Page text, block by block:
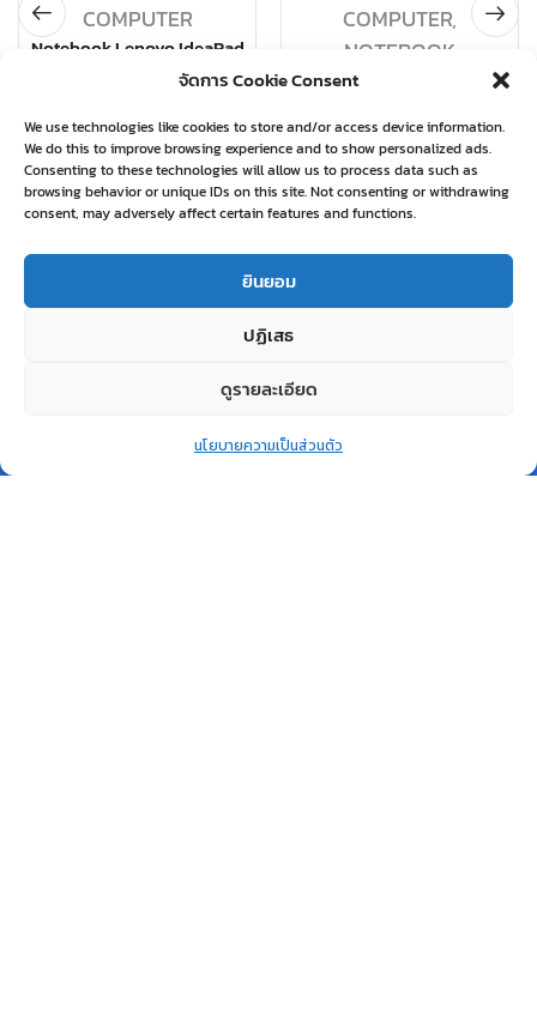
จัดการ Cookie Consent
We use technologies like cookies to store and/or access device information.
We do this to improve browsing experience and to show personalized ads.
Consenting to these technologies will allow us to process data such as
browsing behavior or unique IDs on this site. Not consenting or withdrawing
consent, may adversely affect certain features and functions.
ยินยอม
ปฏิเสธ
ดูรายละเอียด
นโยบายความเป็นส่วนตัว
COMPUTER
Notebook Lenovo IdeaPad
3 15ITL05 81X800L3TA
฿21,600.00
อ่านเพิ่ม
COMPUTER,
NOTEBOOK
Notebook Lenovo IdeaPad
Lenovo
฿19,580.00
Related products
หยิบใส่ตะกร้า
Wishlist